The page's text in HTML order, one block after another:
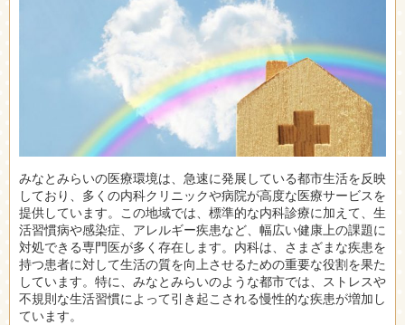
みなとみらいの医療環境は、急速に発展している都市生活を反映
しており、多くの内科クリニックや病院が高度な医療サービスを
提供しています。 この地域では、標準的な内科診療に加えて、生
活習慣病や感染症、アレルギー疾患など、幅広い健康上の課題に
対処できる専門医が多く存在します。内科は、さまざまな疾患を
持つ患者に対して生活の質を向上させるための重要な役割を果た
しています。特に、みなとみらいのような都市では、ストレスや
不規則な生活習慣によって引き起こされる慢性的な疾患が増加し
ています。